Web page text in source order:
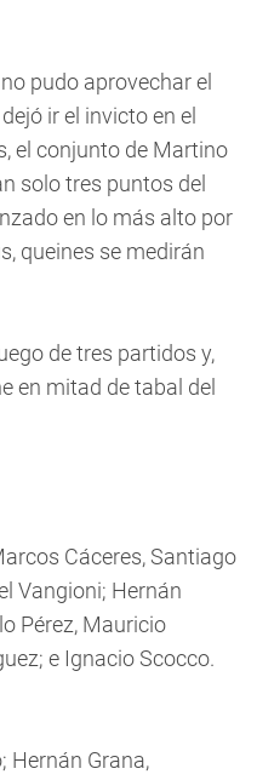
pudo aprovechar el
ir el invicto en el
el conjunto de Martino
solo tres puntos del
en lo más alto por
queines se medirán
de tres partidos y,
en mitad de tabal del
Cáceres, Santiago
Vangioni; Hernán
Pérez, Mauricio
e Ignacio Scocco.
Hernán Grana,